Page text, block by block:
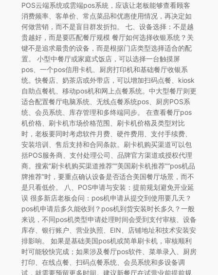
POS云端系统或雲端pos系統，应该让老板能够查看顾客
消费频率、客单价、常点菜品和优惠使用情况，再决定如
何做营销，而不是盲目群发折扣。 七、设备选择：不是越
贵越好，而是要匹配餐厅规模 餐厅如何选择收银系统？关
键不是追求最贵的设备，而是根据门店类型选择适合的配
置。 小型中餐厅或家庭式饭店，可以选择一台触摸屏
pos、一个pos信用卡机、厨房打印机和基础餐厅收银系
统。快餐店、奶茶店或外带店，可以增加扫码点餐、kiosk
自助点餐机、移动pos机和网上点餐系统。中大型餐厅则更
适合配置餐厅电脑系统、无线点餐系统pos、厨房POS系
统、会员系统、库存管理和多终端同步。 在查看餐厅pos
机价格、刷卡机市场价格范围、刷卡机价格及类型对比
时，老板要同时考虑软件月费、硬件费用、支付手续费、
安装培训、售后支持和合同条款。刷卡机购买渠道可以包
括POS服务商、支付处理公司、品牌官方渠道或授权代理
商。搜索“刷卡机购买渠道推荐”“美国刷卡机推荐”“pos机品
牌推荐”时，要重点确认设备是否适合美国餐厅场景，而不
是只看低价。 八、POS申请与安装：提前规划避免开业延
误 很多新店老板会问：pos机申请从提交到使用要几天？
pos机申请后多久能收到？pos机到货安装时长多久？一般
来说，不同pos机类型申请处理时间会受到支付审核、设备
库存、银行账户、营业执照、EIN、店铺地址和技术安装安
排影响。 如果是基础美国pos机或简单刷卡机，审核顺利
时可能较快完成；如果涉及餐厅pos软件、菜单录入、厨房
打印、在线点餐、扫码点餐系统、会员系统和多设备调
试，就需要预留更多时间。建议新餐厅在试营业前提前规